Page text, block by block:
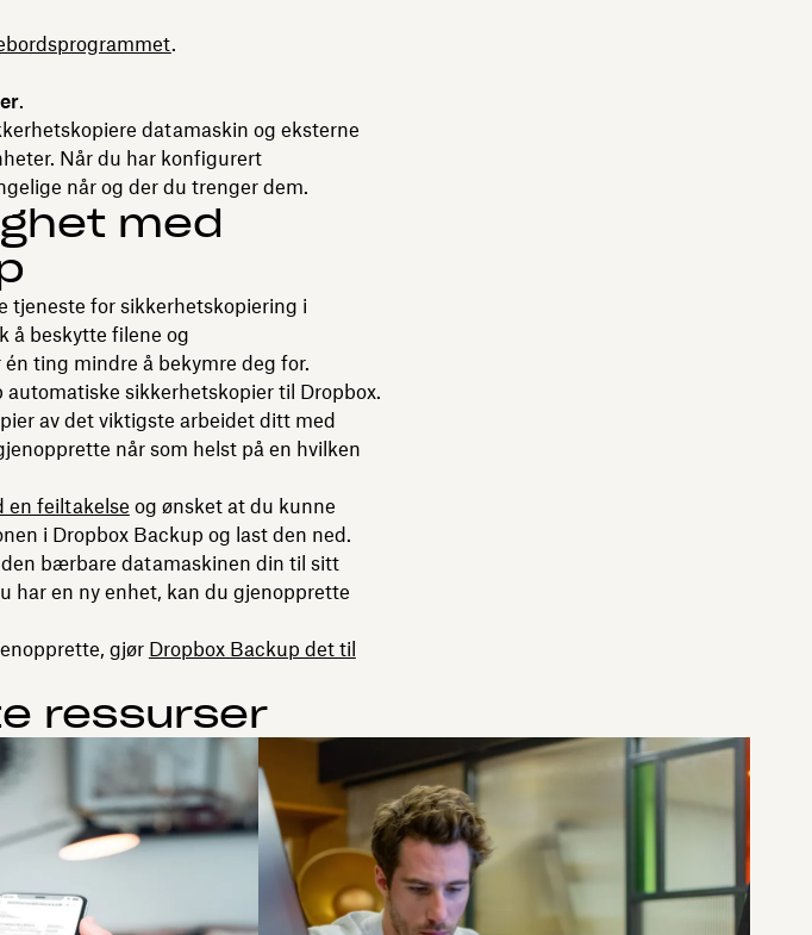
.
.
datamaskin og eksterne
Når du har konfigurert
når og der du trenger dem.
med
tjeneste for sikkerhetskopiering i
å beskytte filene og
ting mindre å bekymre deg for.
sikkerhetskopier til Dropbox.
av det viktigste arbeidet ditt med
når som helst på en hvilken
en feiltakelse og ønsket at du kunne
i Dropbox Backup og last den ned.
bærbare datamaskinen din til sitt
har en ny enhet, kan du gjenopprette
gjør Dropbox Backup det til
ressurser